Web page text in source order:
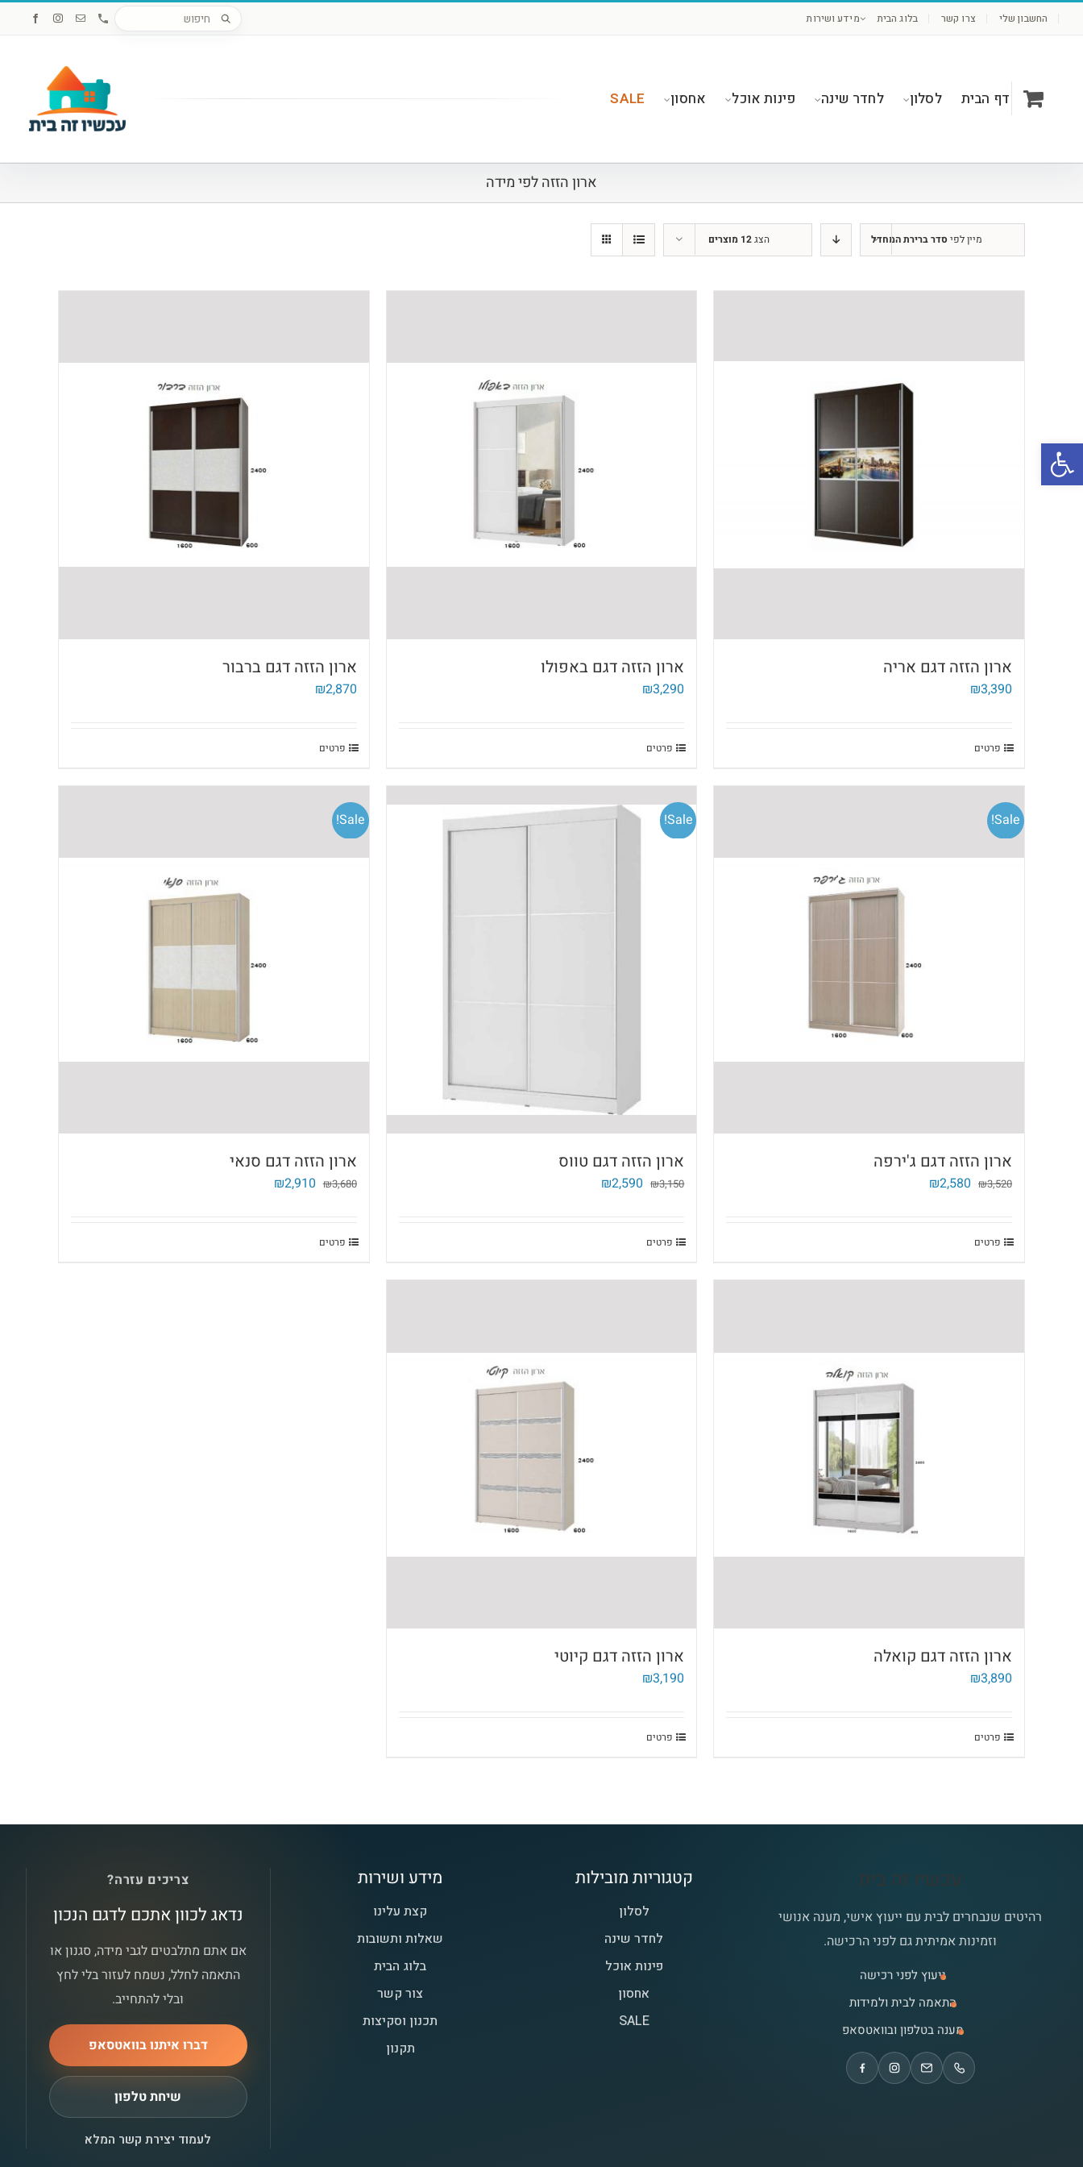
פתח סרגל נגישות
דלג
מידע ושירות בלוג הבית צרו קשר החשבון שלי FacebookInstagramכתובתCustom
חיפוש
דף הבית לסלון לחדר שינה פינות אוכל אחסון SALE
ארון הזזה לפי מידה
מיין לפי סדר ברירת המחדל הצג12 מוצרים
ארון הזזה דגם אריה
₪3,390
פרטים
ארון הזזה דגם באפולו
₪3,290
פרטים
ארון הזזה דגם ברבור
₪2,870
פרטים
Sale!
ארון הזזה דגם ג'ירפה
₪3,520
המחיר₪2,580
פרטים
Sale!
ארון הזזה דגם טווס
₪3,150
המחיר₪2,590 המחיר
פרטים
Sale!
ארון הזזה דגם סנאי
₪3,680
המחיר₪2,910
פרטים
ארון הזזה דגם קואלה
₪3,890
פרטים
ארון הזזה דגם קיוטי
₪3,190
פרטים
עכשיו זה בית
רהיטים שנבחרים לבית עם ייעוץ אישי, מענה אנושי
וזמינות אמיתית גם לפני הרכישה.
ייעוץ לפני רכישה
התאמה לבית ולמידות
מענה בטלפון ובוואטסאפ
קטגוריות מובילות
לסלון
לחדר שינה
פינות אוכל
אחסון
SALE
מידע ושירות
קצת עלינו
שאלות ותשובות
בלוג הבית
צור קשר
תכנון וסקיצות
תקנון
צריכים עזרה?
נדאג לכוון אתכם לדגם הנכון
אם אתם מתלבטים לגבי מידה, סגנון או
התאמה לחלל, נשמח לעזור בלי לחץ
ובלי להתחייב.
דברו איתנו בוואטסאפ
שיחת טלפון
לעמוד יצירת קשר המלא